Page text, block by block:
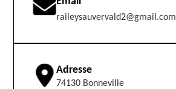
raileysauvervald2@gmail.com
Adresse
74130 Bonneville